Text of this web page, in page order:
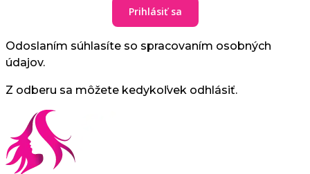
Prihlásiť sa
Odoslaním súhlasíte so spracovaním osobných
údajov.
Z odberu sa môžete kedykoľvek odhlásiť.